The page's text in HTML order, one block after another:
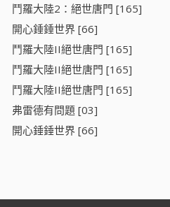
鬥羅大陸2：絕世唐門 [165]
開心錘錘世界 [66]
鬥羅大陸II絕世唐門 [165]
鬥羅大陸II絕世唐門 [165]
鬥羅大陸II絕世唐門 [165]
弗雷德有問題 [03]
開心錘錘世界 [66]